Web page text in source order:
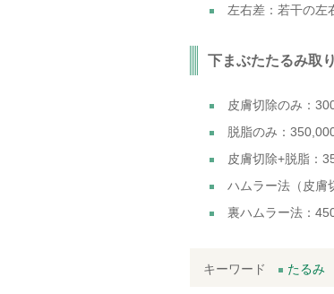
左右差：若干の左
下まぶたたるみ取
皮膚切除のみ：
脱脂のみ：
皮膚切除+脱脂：
ハムラー法（皮膚
裏ハムラー法：
キーワード たるみ